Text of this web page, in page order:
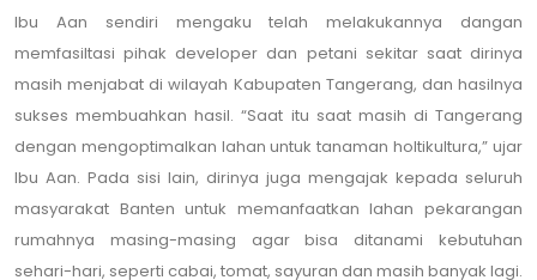
Ibu Aan sendiri mengaku telah melakukannya dangan
memfasiltasi pihak developer dan petani sekitar saat dirinya
masih menjabat di wilayah Kabupaten Tangerang, dan hasilnya
sukses membuahkan hasil. “Saat itu saat masih di Tangerang
dengan mengoptimalkan lahan untuk tanaman holtikultura,” ujar
Ibu Aan. Pada sisi lain, dirinya juga mengajak kepada seluruh
masyarakat Banten untuk memanfaatkan lahan pekarangan
rumahnya masing-masing agar bisa ditanami kebutuhan
sehari-hari, seperti cabai, tomat, sayuran dan masih banyak lagi.